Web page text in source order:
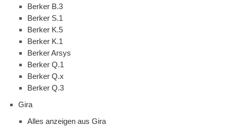
Berker B.3
Berker S.1
Berker K.5
Berker K.1
Berker Arsys
Berker Q.1
Berker Q.x
Berker Q.3
Gira
Alles anzeigen aus Gira